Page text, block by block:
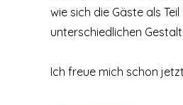
wie sich die Gäste als
unterschiedlichen
Ich freue mich schon